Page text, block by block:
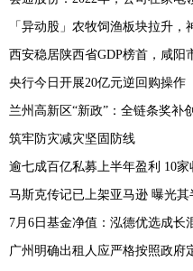
「异动股」农牧饲渔板块拉升，
西安稳居陕西省GDP榜首，咸阳
央行今日开展20亿元逆回购操作
兰州高新区“新政”：全链条奖补
筑牢防灾减灾坚固防线
逾七成百亿私募上半年盈利 10家
马斯克传记已上架亚马逊 曝光
7月6日基金净值：泓德优选成长
广州明确出租人应严格按照政府